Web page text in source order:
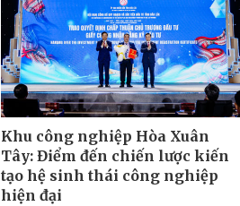
Khu công nghiệp Hòa Xuân
Tây: Điểm đến chiến lược kiến
tạo hệ sinh thái công nghiệp
hiện đại